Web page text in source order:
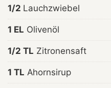
1/2 Lauchzwiebel
1 EL Olivenöl
1/2 TL Zitronensaft
1 TL Ahornsirup